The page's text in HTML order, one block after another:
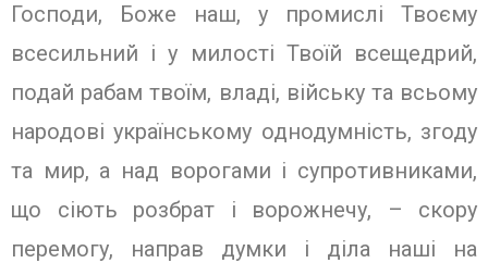
Господи, Боже наш, у промислі Твоєму
всесильний і у милості Твоїй всещедрий,
подай рабам твоїм, владі, війську та всьому
народові українському однодумність, згоду
та мир, а над ворогами і супротивниками,
що сіють розбрат і ворожнечу, – скору
перемогу, направ думки і діла наші на